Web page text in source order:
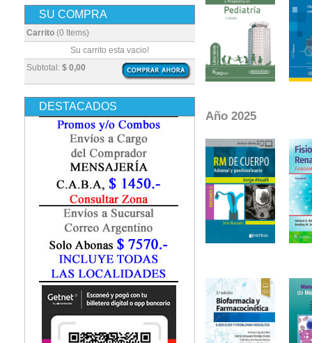
SU COMPRA
Carrito (0 Items)
Subtotal: $ 0,00
Su carrito esta vacio!
DESTACADOS
Año 2025